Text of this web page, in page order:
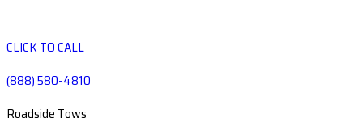
CLICK TO CALL
(888) 580-4810
Roadside Tows